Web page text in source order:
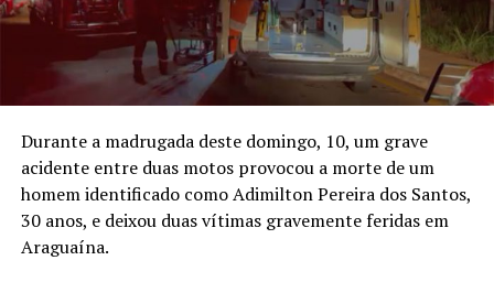
Durante a madrugada deste domingo, 10, um grave
acidente entre duas motos provocou a morte de um
homem identificado como Adimilton Pereira dos Santos,
30 anos, e deixou duas vítimas gravemente feridas em
Araguaína.